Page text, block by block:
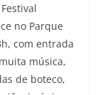
no Parque
com entrada
música,
de boteco,